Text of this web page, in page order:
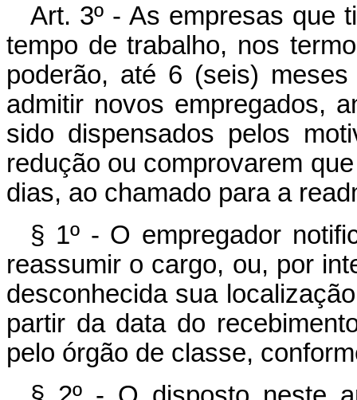
Art. 3º - As empresas que
tempo de trabalho, nos
poderão, até 6 (seis)
admitir novos empregados,
sido dispensados pelos
redução ou comprovarem
dias, ao chamado para a
§ 1º - O empregador
reassumir o cargo, ou, por
desconhecida sua
partir da data do
pelo órgão de classe,